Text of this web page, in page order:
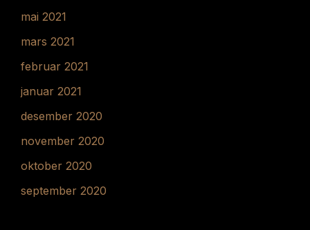
mai 2021
mars 2021
februar 2021
januar 2021
desember 2020
november 2020
oktober 2020
september 2020